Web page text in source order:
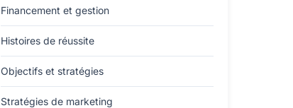
Financement et gestion
Histoires de réussite
Objectifs et stratégies
Stratégies de marketing